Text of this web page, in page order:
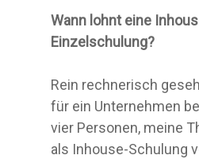
Wann lohnt eine
Einzelschulung?
Rein rechnerisch
für ein Unternehmen
vier Personen, meine
als Inhouse-Schulung